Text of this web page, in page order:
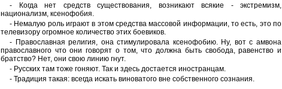
- Когда нет средств существования, возникают всякие - экстремизм,
национализм, ксенофобия.
- Немалую роль играют в этом средства массовой информации, то есть, это по
телевизору огромное количество этих боевиков.
- Православная религия, она стимулировала ксенофобию. Ну, вот с амвона
православного что они говорят о том, что должна быть свобода, равенство и
братство? Нет, они свою линию гнут.
- Русских там тоже гоняют. Так и здесь достается иностранцам.
- Традиция такая: всегда искать виноватого вне собственного сознания.